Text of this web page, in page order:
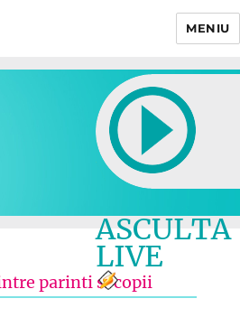
MENIU
ASCULTA
LIVE
parinti si copii